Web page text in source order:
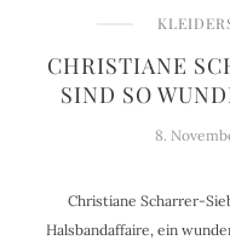
CHRISTIANE
SIND SO
8.
Christiane Scharrer-
Halsbandaffaire, ein